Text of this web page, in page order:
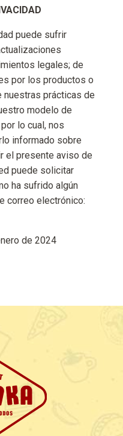
puede sufrir
legales; de
por los productos o
prácticas de
modelo de
lo cual, nos
informado sobre
el presente aviso de
puede solicitar
ha sufrido algún
correo electrónico:
de 2024